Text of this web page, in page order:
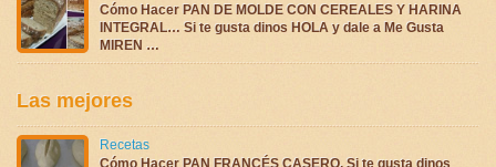
Cómo Hacer PAN DE MOLDE CON CEREALES Y HARINA
INTEGRAL… Si te gusta dinos HOLA y dale a Me Gusta
MIREN …
Las mejores
Recetas
Cómo Hacer PAN FRANCÉS CASERO, Si te gusta dinos